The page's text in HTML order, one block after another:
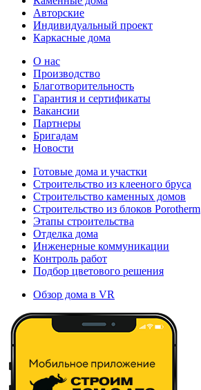
Авторские
Индивидуальный проект
Каркасные дома
О нас
Производство
Благотворительность
Гарантия и сертификаты
Вакансии
Партнеры
Бригадам
Новости
Готовые дома и участки
Строительство из клееного бруса
Строительство каменных домов
Строительство из блоков Porotherm
Этапы строительства
Отделка дома
Инженерные коммуникации
Контроль работ
Подбор цветового решения
Обзор дома в VR